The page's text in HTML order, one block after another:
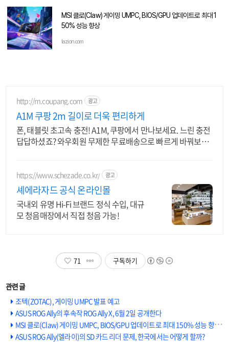
MSI 클로(Claw) 게이밍 UMPC, BIOS/GPU 업데이트로 최대 1
50% 성능 향상
lazion.com
http://m.coupang.com 광고
A1M 쿠팡 2m 길이로 더욱 편리하게
폰, 태블릿 초고속 충전! A1M, 쿠팡에서 만나보세요. 느린 충전
답답하셨죠? 와우회원 무제한 무료배송으로 빠르게 바꿔보세
https://www.schezade.co.kr/ 광고
셰에라자드 공식 온라인몰
국내외 유명 Hi-Fi 브랜드 정식 수입, 대규
모 청음매장에서 직접 청음 가능!
71 구독하기
조텍(ZOTAC), 게이밍 UMPC 발표 예고
ASUS ROG Ally의 후속작 ROG Ally X, 6월 2일 공개한다
MSI 클로(Claw) 게이밍 UMPC, BIOS/GPU 업데이트로 최대 150% 성능 향상
ASUS ROG Ally(엘라이)의 SD 카드 리더 문제, 한국에서는 어떻게 할까?